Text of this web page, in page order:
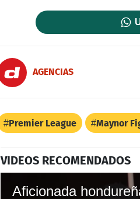
AGENCIAS
Premier League Maynor
VIDEOS RECOMENDADOS